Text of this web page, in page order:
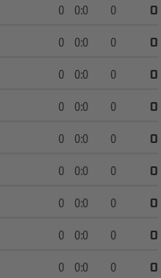
0 0:0 0
0
0 0:0 0
0
0 0:0 0
0
0 0:0 0
0
0 0:0 0
0
0 0:0 0
0
0 0:0 0
0
0 0:0 0
0
0 0:0 0
0